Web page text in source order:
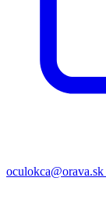
oculokca@orava.sk